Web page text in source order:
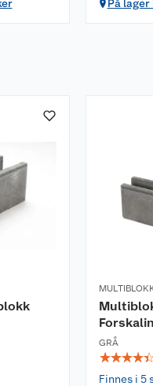
På
GRÅ
☆☆☆☆
Finnes i 5